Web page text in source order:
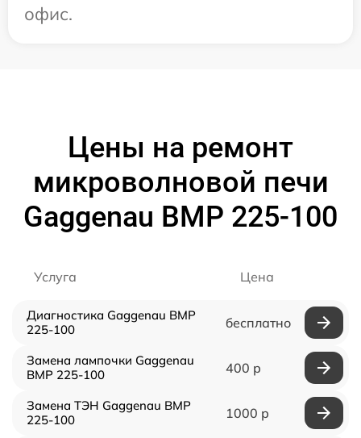
офис.
Цены на ремонт
микроволновой печи
Gaggenau BMP 225-100
Услуга Цена
Диагностика Gaggenau BMP
225-100
бесплатно
Замена лампочки Gaggenau
BMP 225-100
400 р
Замена ТЭН Gaggenau BMP
225-100
1000 р